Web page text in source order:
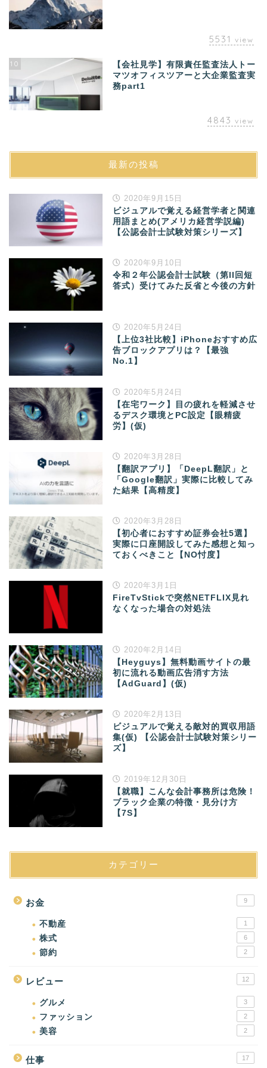
5531 view
10
【会社見学】有限責任監査法人トー
マツオフィスツアーと大企業監査実
務part1
4843 view
最新の投稿
2020年9月15日
ビジュアルで覚える経営学者と関連
用語まとめ(アメリカ経営学説編)
【公認会計士試験対策シリーズ】
2020年9月10日
令和２年公認会計士試験（第II回短
答式）受けてみた反省と今後の方針
2020年5月24日
【上位3社比較】iPhoneおすすめ広
告ブロックアプリは？【最強
No.1】
2020年5月24日
【在宅ワーク】目の疲れを軽減させ
るデスク環境とPC設定【眼精疲
労】(仮)
2020年3月28日
【翻訳アプリ】「DeepL翻訳」と
「Google翻訳」実際に比較してみ
た結果【高精度】
2020年3月28日
【初心者におすすめ証券会社5選】
実際に口座開設してみた感想と知っ
ておくべきこと【NO忖度】
2020年3月1日
FireTvStickで突然NETFLIX見れ
なくなった場合の対処法
2020年2月14日
【Heyguys】無料動画サイトの最
初に流れる動画広告消す方法
【AdGuard】(仮)
2020年2月13日
ビジュアルで覚える敵対的買収用語
集(仮) 【公認会計士試験対策シリー
ズ】
2019年12月30日
【就職】こんな会計事務所は危険！
ブラック企業の特徴・見分け方
【7S】
カテゴリー
お金 9
不動産 1
株式 6
節約 2
レビュー 12
グルメ 3
ファッション 2
美容 2
仕事 17